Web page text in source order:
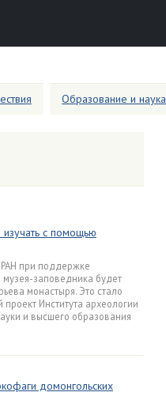
Образование и наука
изучать с помощью
РАН при поддержке
заповедника будет
монастыря. Это стало
Института археологии
и высшего образования
домонгольских